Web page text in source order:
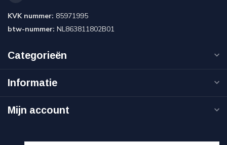
KVK nummer: 85971995
btw-nummer: NL863811802B01
Categorieën
Informatie
Mijn account